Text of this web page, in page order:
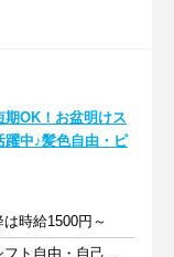
期OK！お盆明けス
中♪髪色自由・ピ
時給1500円～
週2日以上 1日4時間以上 シフト自由・自己申告